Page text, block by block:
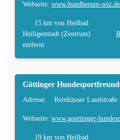
Webseite: www.hundherum-wiz.de
15 km von Heilbad
Heiligenstadt (Zentrum)
entfernt
Göttinger
Adresse: Reinhäuser Landstraße
Webseite: www.goettinger-
19 km von Heilbad